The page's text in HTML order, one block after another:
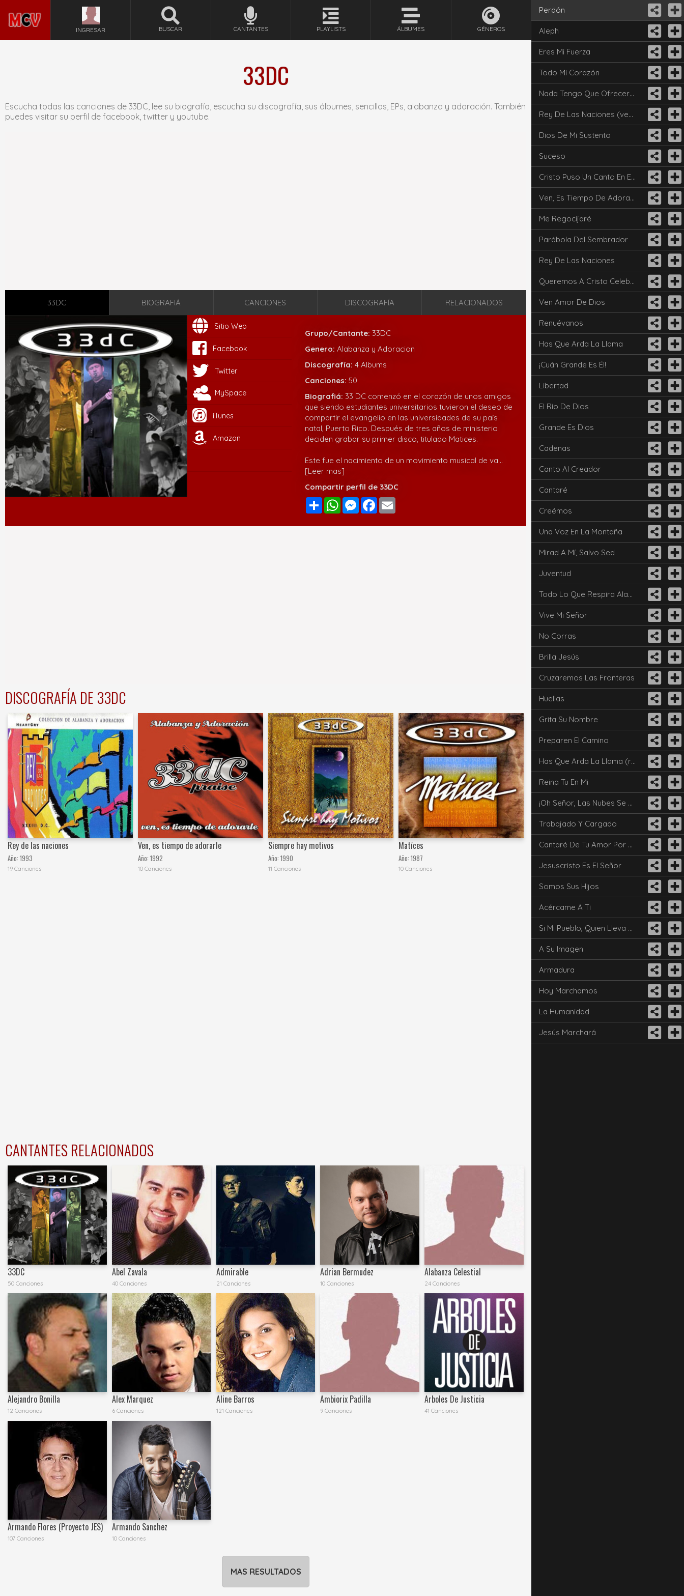
INGRESAR BUSCAR CANTANTES PLAYLISTS ÁLBUMES GÉNEROS
33DC
Escucha todas las canciones de 33DC, lee su biografía, escucha su discografía, sus álbumes, sencillos, EPs, alabanza y adoración. También
puedes visitar su perfil de facebook, twitter y youtube.
33DC BIOGRAFIÁ CANCIONES DISCOGRAFÍA RELACIONADOS
Sitio Web
Facebook
Twitter
MySpace
iTunes
Amazon
Grupo/Cantante:33DC
Genero:Alabanza y Adoracion
Discografía:4 Albums
Canciones:50
Biografiá:33 DC comenzó en el corazón de unos amigos
que siendo estudiantes universitarios tuvieron el deseo de
compartir el evangelio en las universidades de su país
natal, Puerto Rico. Después de tres años de ministerio
deciden grabar su primer disco, titulado Matices.
Este fue el nacimiento de un movimiento musical de va...
[Leer mas]
Compartir perfil de 33DC
Compartir
WhatsAppMessenger
Facebook
DISCOGRAFÍA DE 33DC
Rey de las naciones
Año:1993
19 Canciones
Ven, es tiempo de adorarle
Año:1992
10 Canciones
Siempre hay motivos
Año:1990
11 Canciones
Matíces
Año:1987
10 Canciones
CANTANTES RELACIONADOS
33DC
50 Canciones
Abel Zavala
40 Canciones
Admirable
21 Canciones
Adrian Bermudez
10 Canciones
Alabanza Celestial
24 Canciones
Alejandro Bonilla
12 Canciones
Alex Marquez
6 Canciones
Aline Barros
121 Canciones
Ambiorix Padilla
9 Canciones
Arboles De Justicia
41 Canciones
Armando Flores (Proyecto JES)
107 Canciones
Armando Sanchez
10 Canciones
MAS RESULTADOS
Perdón
Aleph
Eres Mi Fuerza
Todo Mi Corazón
Nada Tengo Que Ofrecerte
Rey De Las Naciones (ven Adoremos A Cristo)
Dios De Mi Sustento
Suceso
Cristo Puso Un Canto En El Corazón
Ven, Es Tiempo De Adorarle
Me Regocijaré
Parábola Del Sembrador
Rey De Las Naciones
Queremos A Cristo Celebrar
Ven Amor De Dios
Renuévanos
Has Que Arda La Llama
¡Cuán Grande Es Él!
Libertad
El Río De Dios
Grande Es Dios
Cadenas
Canto Al Creador
Cantaré
Creémos
Una Voz En La Montaña
Mirad A Mí, Salvo Sed
Juventud
Todo Lo Que Respira Alaba A Dios
Vive Mi Señor
No Corras
Brilla Jesús
Cruzaremos Las Fronteras
Huellas
Grita Su Nombre
Preparen El Camino
Has Que Arda La Llama (repetición)
Reina Tu En Mi
¡Oh Señor, Las Nubes Se Unen!
Trabajado Y Cargado
Cantaré De Tu Amor Por Siempre
Jesuscristo Es El Señor
Somos Sus Hijos
Acércame A Ti
Si Mi Pueblo, Quien Lleva Mi Nombre
A Su Imagen
Armadura
Hoy Marchamos
La Humanidad
Jesús Marchará